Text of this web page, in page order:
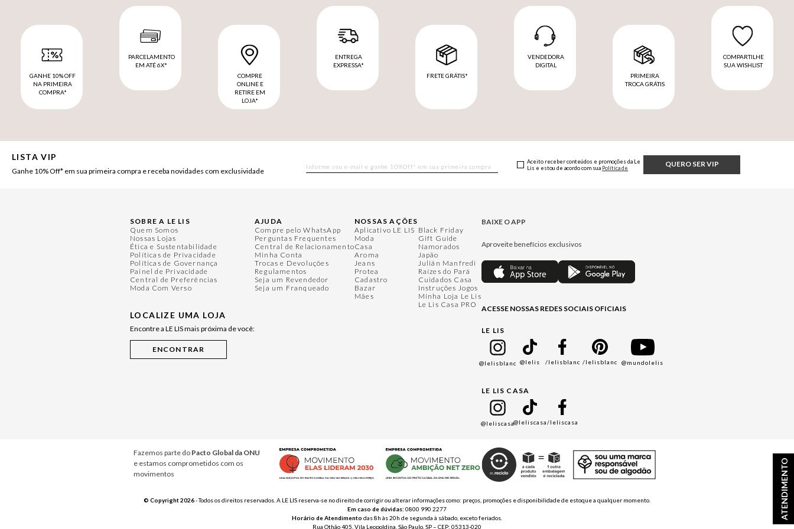
ATENDIMENTO
GANHE 10% OFF
NA PRIMEIRA
COMPRA*
PARCELAMENTO
EM ATÉ 6X*
COMPRE
ONLINE E
RETIRE EM
LOJA*
ENTREGA
EXPRESSA*
FRETE GRÁTIS*
VENDEDORA
DIGITAL
PRIMEIRA
TROCA GRÁTIS
COMPARTILHE
SUA WISHLIST
LISTA VIP
Ganhe 10% Off* em sua primeira compra e receba novidades com exclusividade
QUERO SER VIP
Aceito receber conteúdos e promoções da Le
Lis e estou de acordo com sua Política de
SOBRE A LE LIS
Quem Somos
Nossas Lojas
Ética e Sustentabilidade
Políticas de Privacidade
Políticas de Governança
Painel de Privacidade
Central de Preferências
Moda Com Verso
LOCALIZE UMA LOJA
Encontre a LE LIS mais próxima de você:
AJUDA
Compre pelo WhatsApp
Perguntas Frequentes
Central de Relacionamento
Minha Conta
Trocas e Devoluções
Regulamentos
Seja um Revendedor
Seja um Franqueado
NOSSAS AÇÕES
Aplicativo LE LIS
Moda
Casa
Aroma
Jeans
Protea
Cadastro
Bazar
Mães
Black Friday
Gift Guide
Namorados
Japão
Julián Manfredi
Raízes do Pará
Cuidados Casa
Instruções Jogos
Minha Loja Le Lis
Le Lis Casa PRO
BAIXE O APP
Aproveite benefícios exclusivos
ACESSE NOSSAS REDES SOCIAIS OFICIAIS
LE LIS
@lelisblanc @lelis /lelisblanc /lelisblanc @mundolelis
LE LIS CASA
@leliscasa@leliscasa/leliscasa
Fazemos parte do Pacto Global da ONU
e estamos comprometidos com os
movimentos
© Copyright 2026- Todos os direitos reservados. A LE LIS reserva-se no direito de corrigir ou alterar informações como: preços, promoções e disponibilidade de estoque a qualquer momento.
Em caso de dúvidas: 0800 990 2277
Horário de Atendimento das 8h às 20h de segunda à sábado, exceto feriados.
Rua Othão 405, Vila Leopoldina, São Paulo, SP – CEP: 05313-020